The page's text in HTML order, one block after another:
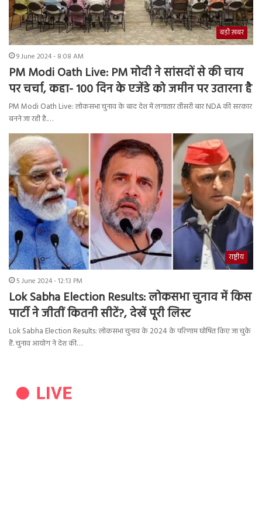
बड़ी ख़बर
9 June 2024 - 8:08 AM
PM Modi Oath Live: PM मोदी ने सांसदों से की चाय
पर चर्चा, कहा- 100 दिन के एजेंडे को जमीन पर उतारना है
PM Modi Oath Live: लोकसभा चुनाव के बाद देश में लगातार तीसरी बार NDA की सरकार
बनने जा रही है.…
राष्ट्रीय
5 June 2024 - 12:13 PM
Lok Sabha Election Results: लोकसभा चुनाव में किस
पार्टी ने जीतीं कितनी सीटें?, देखें पूरी लिस्ट
Lok Sabha Election Results: लोकसभा चुनाव के 2024 के परिणाम घोषित किए जा चुके
हैं. चुनाव आयोग ने देश की…